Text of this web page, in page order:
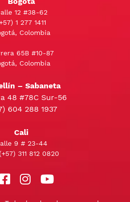
12 #38-62
1 277 1411
Colombia
65B #10-87
Colombia
– Sabaneta
48 #78C Sur-56
604 288 1937
Cali
9 # 23-44
(+57) 311 812 0820